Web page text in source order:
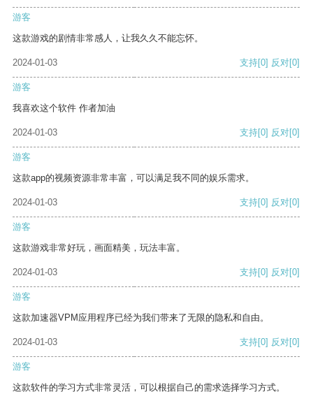
游客
这款游戏的剧情非常感人，让我久久不能忘怀。
2024-01-03 支持[0] 反对[0]
游客
我喜欢这个软件 作者加油
2024-01-03 支持[0] 反对[0]
游客
这款app的视频资源非常丰富，可以满足我不同的娱乐需求。
2024-01-03 支持[0] 反对[0]
游客
这款游戏非常好玩，画面精美，玩法丰富。
2024-01-03 支持[0] 反对[0]
游客
这款加速器VPM应用程序已经为我们带来了无限的隐私和自由。
2024-01-03 支持[0] 反对[0]
游客
这款软件的学习方式非常灵活，可以根据自己的需求选择学习方式。